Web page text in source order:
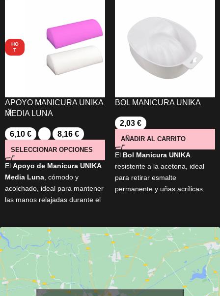
HO
T
APOYO MANICURA UNIKA
MEDIA LUNA
6,10 € 8,16 €
SELECCIONAR OPCIONES
El Apoyo de Manicura UNIKA
Media Luna , cómodo y
acolchado, ideal para mantener
las manos relajadas durante el
disponible en blanco y rosa.
Perfecto para trabajos precisos
y sin esfuerzo.
BOL MANICURA UNIKA
2,03 €
AÑADIR AL CARRITO
El Bol Manicura UNIKA
resistente a la acetona, ideal
para retirar esmalte
permanente y uñas acrílicas.
eficaz. Perfecto para uso
profesional o doméstico.